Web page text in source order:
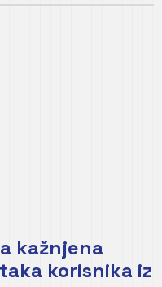
kažnjena
korisnika iz